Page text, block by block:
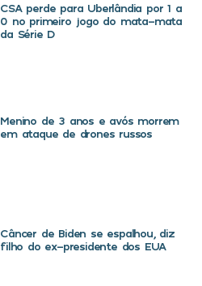
CSA perde para Uberlândia por 1 a
0 no primeiro jogo do mata-mata
da Série D
Menino de 3 anos e avós morrem
em ataque de drones russos
Câncer de Biden se espalhou, diz
filho do ex-presidente dos EUA